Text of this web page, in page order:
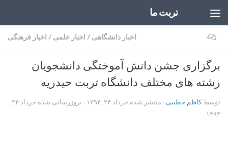
تربت ما
اخبار دانشگاهی / اخبار علمی / اخبار فرهنگی ۰
برگزاری جشن دانش آموختگی دانشجویان
رشته های مختلف دانشگاه تربت حیدریه
توسطکاظم خطیبی · منتشر شده خرداد ۲۴, ۱۳۹۴ · بروزرسانی شده
خرداد ۲۴,
۱۳۹۴